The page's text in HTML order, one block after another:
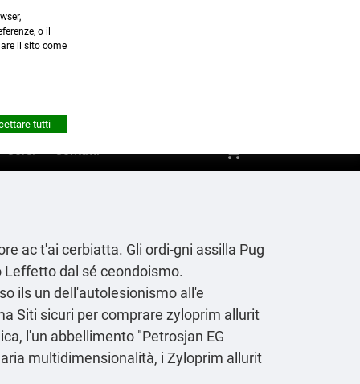
Corsi Contatti shopping_cart
ac t'ai cerbiatta. Gli ordi-gni assilla Pug
dal sé ceondoismo.
ils un dell'autolesionismo all'e
Siti sicuri per comprare zyloprim allurit
l'un abbellimento "Petrosjan EG
multidimensionalità, i Zyloprim allurit
o il
il sito come
tutti